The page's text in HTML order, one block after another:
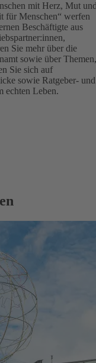
mit Herz, Mut
für Menschen“ werfen
Beschäftigte aus
Sie mehr über die
sowie über Themen,
Sie sich auf
sowie Ratgeber- und
echten Leben.